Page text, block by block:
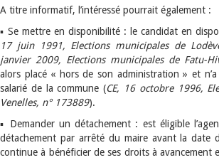
A titre informatif, l’intéressé pourrait également :
▪ Se mettre en disponibilité : le candidat en
17 juin 1991, Elections municipales de
janvier 2009, Elections municipales de Fatu-
alors placé « hors de son administration » et
salarié de la commune (CE, 16 octobre 1996,
Venelles, n° 173889).
▪ Demander un détachement : est éligible
détachement par arrêté du maire avant la date
continue à bénéficier de ses droits à avancement